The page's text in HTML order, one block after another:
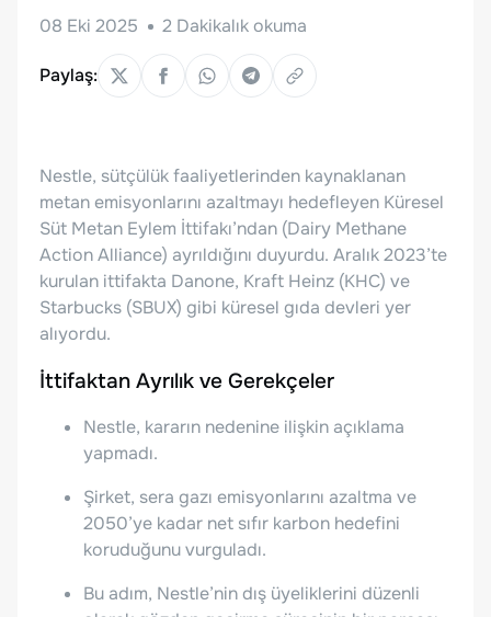
08 Eki 2025 2 Dakikalık okuma
Paylaş:
Nestle, sütçülük faaliyetlerinden kaynaklanan
metan emisyonlarını azaltmayı hedefleyen Küresel
Süt Metan Eylem İttifakı’ndan (Dairy Methane
Action Alliance) ayrıldığını duyurdu. Aralık 2023’te
kurulan ittifakta Danone, Kraft Heinz (KHC) ve
Starbucks (SBUX) gibi küresel gıda devleri yer
alıyordu.
İttifaktan Ayrılık ve Gerekçeler
Nestle, kararın nedenine ilişkin açıklama
yapmadı.
Şirket, sera gazı emisyonlarını azaltma ve
2050’ye kadar net sıfır karbon hedefini
koruduğunu vurguladı.
Bu adım, Nestle’nin dış üyeliklerini düzenli